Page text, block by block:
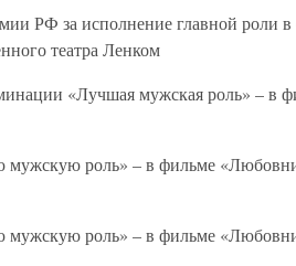
РФ за исполнение главной роли
театра Ленком
«Лучшая мужская роль» – в
мужскую роль» – в фильме
мужскую роль» – в фильме